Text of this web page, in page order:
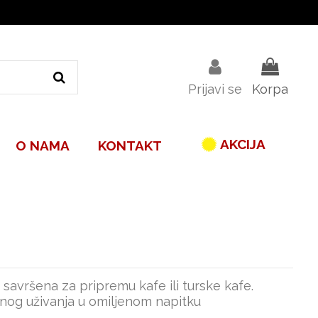
Prijavi se Korpa
O NAMA KONTAKT AKCIJA
za pripremu kafe ili turske kafe.
uživanja u omiljenom napitku